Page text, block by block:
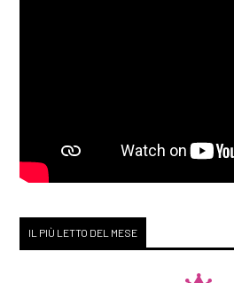
IL PIÙ LETTO DEL MESE